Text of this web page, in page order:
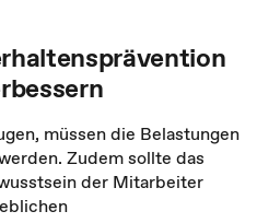
müssen die Belastungen
Zudem sollte das
der Mitarbeiter